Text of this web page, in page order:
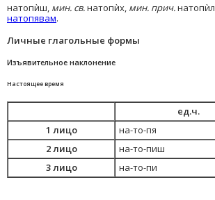
натопѝш, мин. св.натопѝх, мин. прич.натопѝл,
натопявам.
Личные глагольные формы
Изъявительное наклонение
Настоящее время
ед.ч.
1 лицо
на-то-пя
2 лицо
на-то-пиш
3 лицо
на-то-пи